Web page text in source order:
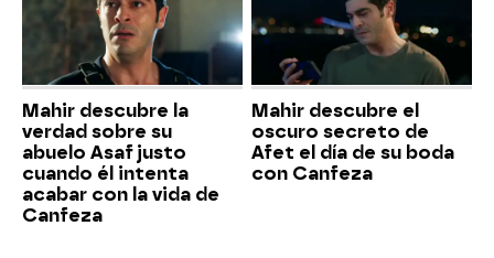
Mahir descubre la
verdad sobre su
abuelo Asaf justo
cuando él intenta
acabar con la vida de
Canfeza
Mahir descubre el
oscuro secreto de
Afet el día de su boda
con Canfeza